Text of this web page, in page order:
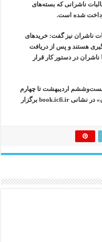
۵۰ درصد از مطالبات ناشرانی که بسته‌های
شده است.
ناشران نیز گفت:‌ خریدهای
هستند و پس از دریافت
در دستور کار قرار
ارديبهشت تا چهارم
خرداد (۱۴۰۵) با شعار «بخوانيم برای ايران» در نشانی book.icfi.ir برگزار